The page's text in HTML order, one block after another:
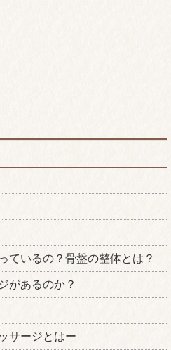
ているの？骨盤の整体とは？
があるのか？
サージとはー